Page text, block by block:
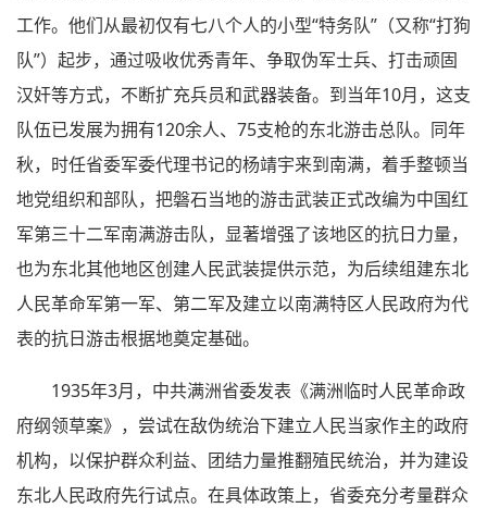
工作。他们从最初仅有七八个人的小型“特务队”（又称“打狗
队”）起步，通过吸收优秀青年、争取伪军士兵、打击顽固
汉奸等方式，不断扩充兵员和武器装备。到当年10月，这支
队伍已发展为拥有120余人、75支枪的东北游击总队。同年
秋，时任省委军委代理书记的杨靖宇来到南满，着手整顿当
地党组织和部队，把磐石当地的游击武装正式改编为中国红
军第三十二军南满游击队，显著增强了该地区的抗日力量，
也为东北其他地区创建人民武装提供示范，为后续组建东北
人民革命军第一军、第二军及建立以南满特区人民政府为代
表的抗日游击根据地奠定基础。
1935年3月，中共满洲省委发表《满洲临时人民革命政
府纲领草案》，尝试在敌伪统治下建立人民当家作主的政府
机构，以保护群众利益、团结力量推翻殖民统治，并为建设
东北人民政府先行试点。在具体政策上，省委充分考量群众